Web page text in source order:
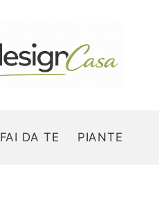
FAI DA TE PIANTE